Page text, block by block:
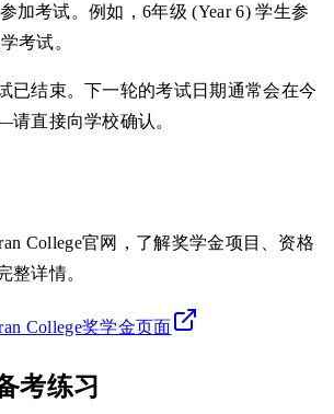
加考试。例如，6年级 (Year 6) 学生参
考试。
已结束。下一轮的考试日期通常会在今
直接向学校确认。
College官网，了解奖学金项目、资格
整详情。
College奖学金页面
考练习